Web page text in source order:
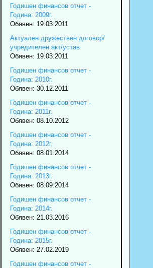
Годишен финансов отчет -
Година: 2009г.
Обявен: 19.03.2011
Актуален дружествен договор/
учредителен акт/устав
Обявен: 19.03.2011
Годишен финансов отчет -
Година: 2010г.
Обявен: 30.12.2011
Годишен финансов отчет -
Година: 2011г.
Обявен: 08.10.2012
Годишен финансов отчет -
Година: 2012г.
Обявен: 08.01.2014
Годишен финансов отчет -
Година: 2013г.
Обявен: 08.09.2014
Годишен финансов отчет -
Година: 2014г.
Обявен: 21.03.2016
Годишен финансов отчет -
Година: 2015г.
Обявен: 27.02.2019
Годишен финансов отчет -